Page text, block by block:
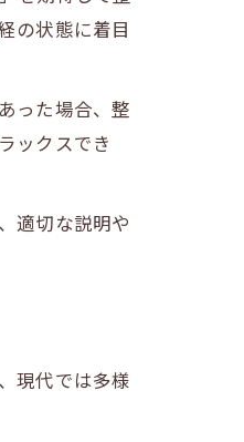
の状態に着目
った場合、整
ックスでき
適切な説明や
現代では多様